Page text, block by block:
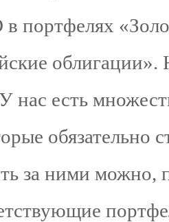
в портфелях
облигации».
нас есть
обязательно
за ними можно,